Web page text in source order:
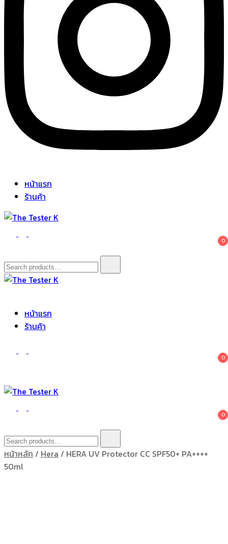
หน้าแรก
ร้านค้า
The Tester K
Korean cosmetics 0
Search
for:
หน้าแรก
ร้านค้า
0
The Tester K
Korean cosmetics 0
Search
for:
หน้าหลัก / Hera / HERA UV Protector CC SPF50+ PA++++
50ml